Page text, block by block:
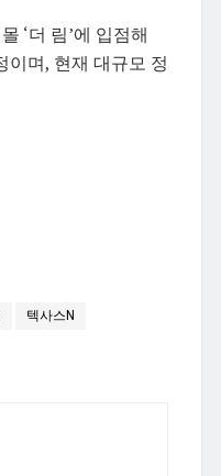
‘더 림’에 입점해
이며, 현재 대규모 정
텍사스N